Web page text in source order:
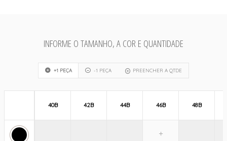
INFORME O TAMANHO, A COR E QUANTIDADE
+1 PEÇA -1 PEÇA PREENCHER A QTDE
40B 42B 44B 46B 48B